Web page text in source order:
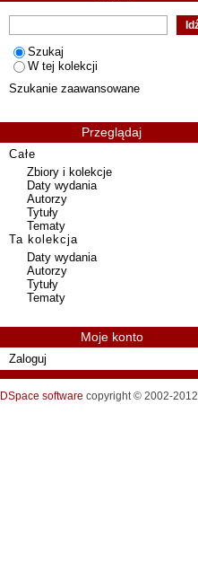
Szukaj
W tej kolekcji
Szukanie zaawansowane
Przeglądaj
Całe
Zbiory i kolekcje
Daty wydania
Autorzy
Tytuły
Tematy
Ta kolekcja
Daty wydania
Autorzy
Tytuły
Tematy
Moje konto
Zaloguj
DSpace software copyright © 2002-2012